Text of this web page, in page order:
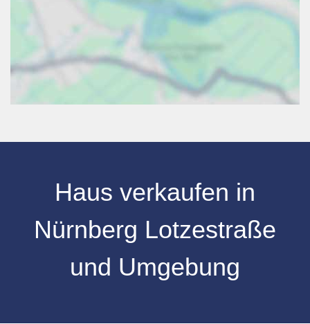
Haus verkaufen in
Nürnberg Lotzestraße
und Umgebung